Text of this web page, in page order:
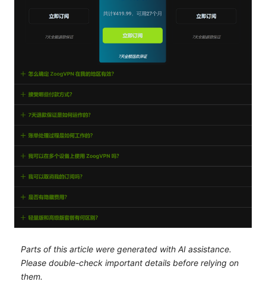
Parts of this article were generated with AI assistance.
Please double-check important details before relying on
them.